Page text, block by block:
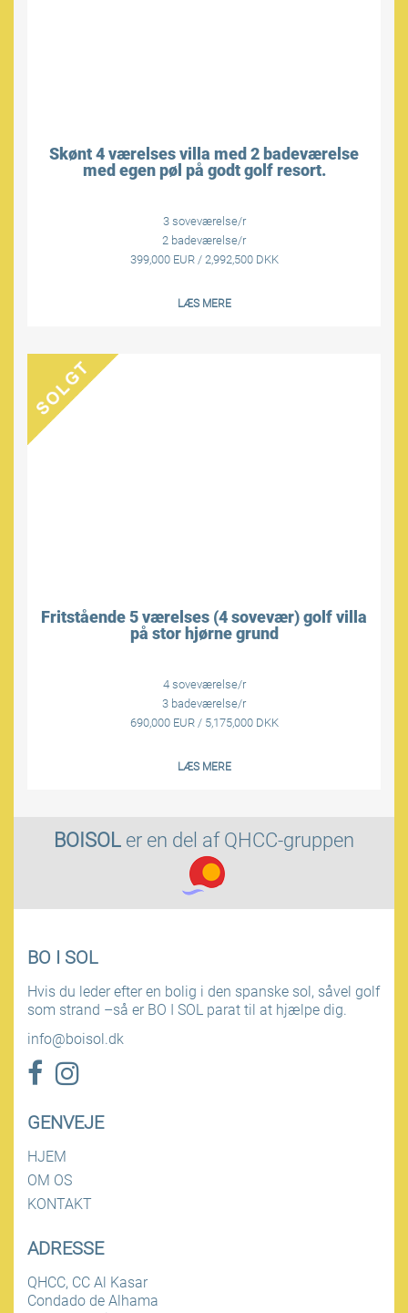
Skønt 4 værelses villa med 2 badeværelse
med egen pøl på godt golf resort.
3 soveværelse/r
2 badeværelse/r
399,000 EUR / 2,992,500 DKK
LÆS MERE
Fritstående 5 værelses (4 sovevær) golf villa
på stor hjørne grund
4 soveværelse/r
3 badeværelse/r
690,000 EUR / 5,175,000 DKK
LÆS MERE
BOISOL er en del af QHCC-gruppen
BO I SOL
Hvis du leder efter en bolig i den spanske sol, såvel golf
som strand –så er BO I SOL parat til at hjælpe dig.
info@boisol.dk
GENVEJE
HJEM
OM OS
KONTAKT
ADRESSE
QHCC, CC Al Kasar
Condado de Alhama